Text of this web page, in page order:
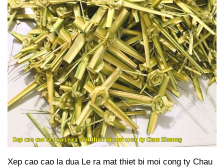
Xep cao cao la dua Le ra mat thiet bi moi cong ty Chau